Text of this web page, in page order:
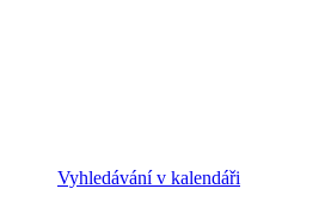
Vyhledávání v kalendáři